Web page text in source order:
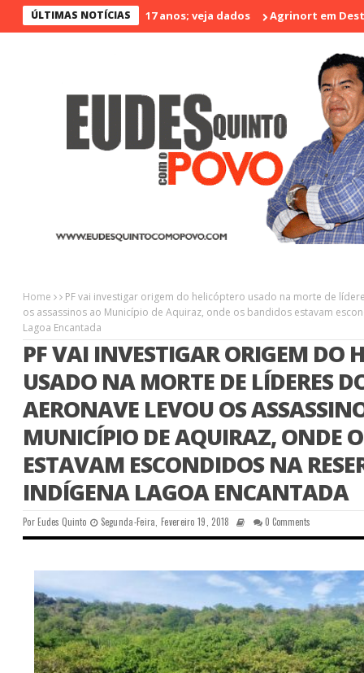
ÚLTIMAS NOTÍCIAS
nos últimos 17 anos; veja dados Agrinort em Destaque
Home
PF vai investigar origem do helicóptero usado na morte de
os assassinos ao Município de Aquiraz, onde os bandidos estavam
Lagoa Encantada
PF VAI INVESTIGAR ORIGEM DO
USADO NA MORTE DE LÍDERES
AERONAVE LEVOU OS
MUNICÍPIO DE AQUIRAZ, ONDE
ESTAVAM ESCONDIDOS NA
INDÍGENA LAGOA ENCANTADA
PorEudes Quinto Segunda-Feira, Fevereiro 19, 2018 0 Comments